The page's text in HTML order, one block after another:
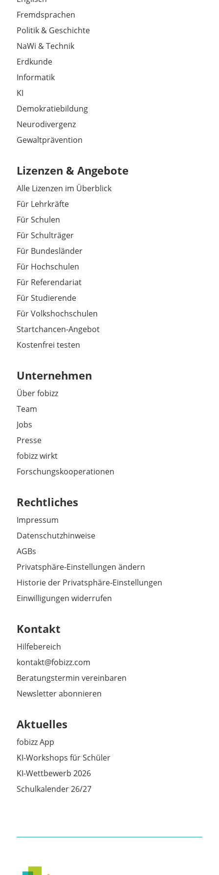
Fremdsprachen
Politik & Geschichte
NaWi & Technik
Erdkunde
Informatik
KI
Demokratiebildung
Neurodivergenz
Gewaltprävention
Lizenzen & Angebote
Alle Lizenzen im Überblick
Für Lehrkräfte
Für Schulen
Für Schulträger
Für Bundesländer
Für Hochschulen
Für Referendariat
Für Studierende
Für Volkshochschulen
Startchancen-Angebot
Kostenfrei testen
Unternehmen
Über fobizz
Team
Jobs
Presse
fobizz wirkt
Forschungskooperationen
Rechtliches
Impressum
Datenschutzhinweise
AGBs
Privatsphäre-Einstellungen ändern
Historie der Privatsphäre-Einstellungen
Einwilligungen widerrufen
Kontakt
Hilfebereich
kontakt@fobizz.com
Beratungstermin vereinbaren
Newsletter abonnieren
Aktuelles
fobizz App
KI-Workshops für Schüler
KI-Wettbewerb 2026
Schulkalender 26/27